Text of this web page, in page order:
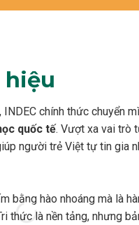
hiệu
chính thức chuyển
quốc tế. Vượt xa vai trò
người trẻ Việt tự tin gia
bằng hào nhoáng mà là
thức là nền tảng, nhưng